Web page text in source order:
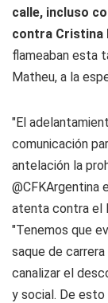
calle, incluso
contra Cristina
flameaban esta
Matheu, a la
"El
comunicación
antelación la
@CFKArgentina
atenta contra el
"Tenemos que
saque de
canalizar el
y social. De esto